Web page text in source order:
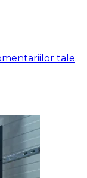
tale.